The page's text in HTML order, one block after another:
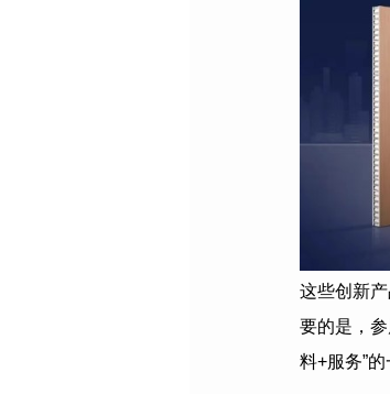
这些创新
要的是，
料+服务”